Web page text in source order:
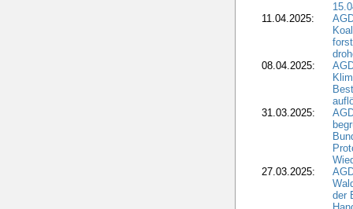
11.04.2025:
08.04.2025:
31.03.2025:
27.03.2025:
der